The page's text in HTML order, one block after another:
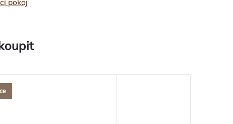
pokoj